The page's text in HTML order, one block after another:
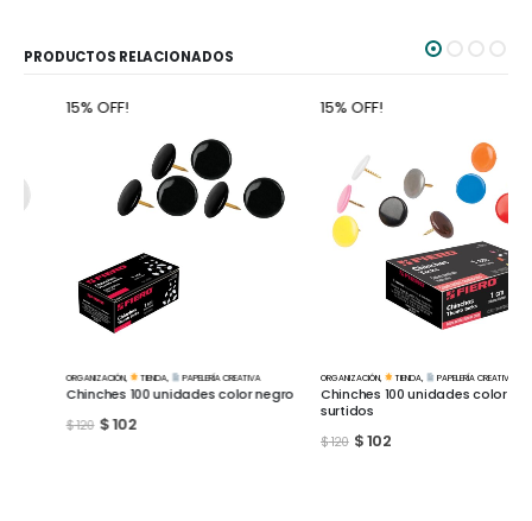
PRODUCTOS RELACIONADOS
15% OFF!
ORGANIZACIÓN, TIENDA, PAPELERÍA CREATIVA
Chinches 100 unidades color negro
$102
15% OFF!
ORGANIZACIÓN, TIENDA, PAPELERÍA CREATIVA
Chinches 100 unidades color
surtidos
$102